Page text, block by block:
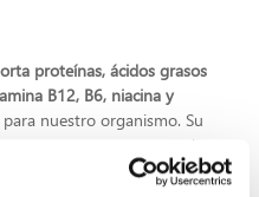
proteínas, ácidos grasos
B12, B6, niacina y
nuestro organismo. Su
encontremos este pescado
en guisos, escabeches o en